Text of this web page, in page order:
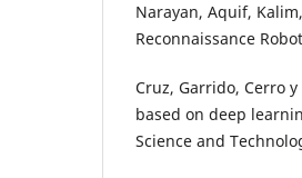
Narayan, Aquif,
Reconnaissance
Cruz, Garrido, Cerro
based on deep
Science and